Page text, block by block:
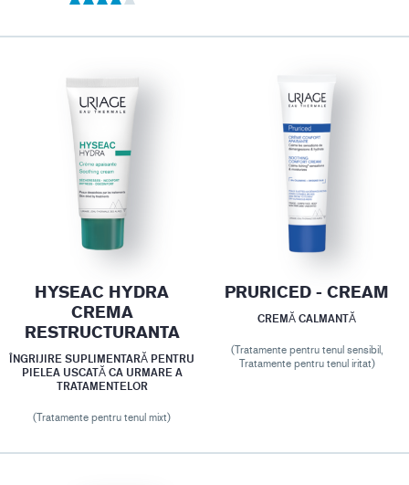
HYSEAC HYDRA
CREMA
RESTRUCTURANTA
ÎNGRIJIRE SUPLIMENTARĂ PENTRU
PIELEA USCATĂ CA URMARE A
TRATAMENTELOR
(Tratamente pentru tenul mixt)
PRURICED - CREAM
CREMĂ CALMANTĂ
(Tratamente pentru tenul sensibil,
Tratamente pentru tenul iritat)